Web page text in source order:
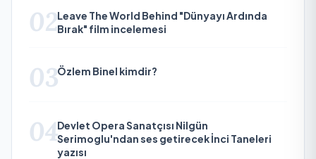
02Leave The World Behind "Dünyayı Ardında
Bırak" film incelemesi
03Özlem Binel kimdir?
04Devlet Opera Sanatçısı Nilgün
Serimoglu'ndan ses getirecek İnci Taneleri
yazısı